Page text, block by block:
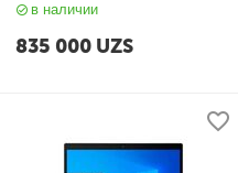
в наличии
835 000 UZS